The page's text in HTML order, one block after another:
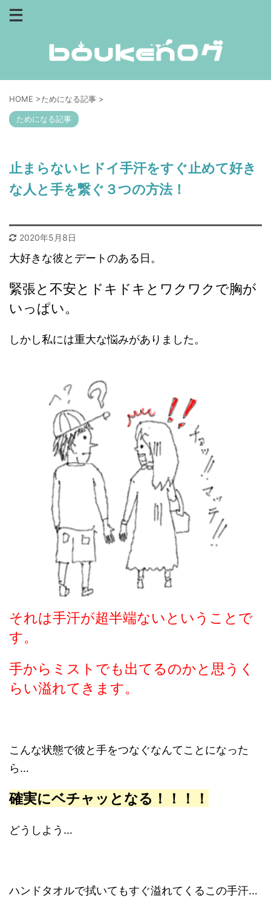
HOME >ためになる記事 >
ためになる記事
止まらないヒドイ手汗をすぐ止めて好き
な人と手を繋ぐ３つの方法！
2020年5月8日
大好きな彼とデートのある日。
緊張と不安とドキドキとワクワクで胸が
いっぱい。
しかし私には重大な悩みがありました。
それは手汗が超半端ないということで
す。
手からミストでも出てるのかと思うく
らい溢れてきます。
こんな状態で彼と手をつなぐなんてことになった
ら…
確実にベチャッとなる！！！！
どうしよう…
ハンドタオルで拭いてもすぐ溢れてくるこの手汗…